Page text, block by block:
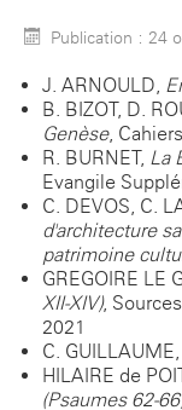
Publication : 24
J. ARNOULD,
B. BIZOT, D.
Genèse,
R. BURNET, La
Evangile
C. DEVOS, C.
d'architecture
patrimoine
GREGOIRE LE
XII-XIV),
2021
C. GUILLAUME,
HILAIRE de
(Psaumes 62-